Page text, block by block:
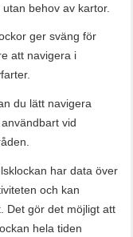
behov av kartor.
ger sväng för
att navigera i
du lätt navigera
vid
har data över
och kan
Det gör det möjligt att
hela tiden